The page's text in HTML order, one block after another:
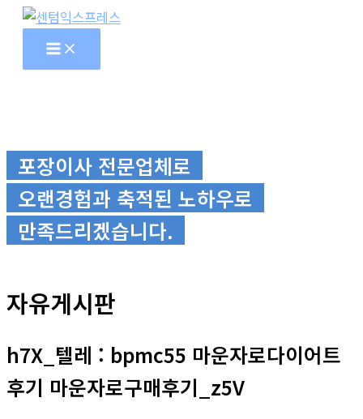
뛰
포장이사 전문업체로
오랜경험과 축적된 노하우로
만족드리겠습니다.
자유게시판
h7X_텔레 : bpmc55 마운자로다이어트
후기 마운자로구매후기_z5V